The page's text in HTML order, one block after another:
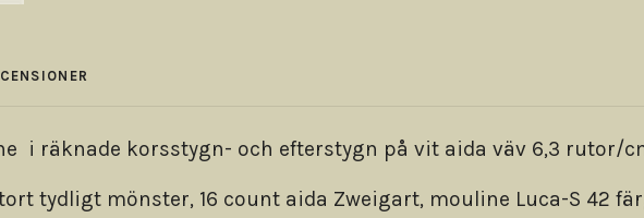
i räknade korsstygn- och efterstygn på vit aida väv 6,3 rutor/
tydligt mönster, 16 count aida Zweigart, mouline Luca-S 42